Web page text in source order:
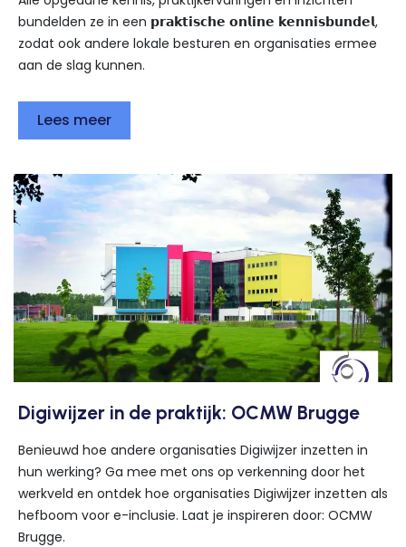
bundelden ze in een 𝗽𝗿𝗮𝗸𝘁𝗶𝘀𝗰𝗵𝗲 𝗼𝗻𝗹𝗶𝗻𝗲 𝗸𝗲𝗻𝗻𝗶𝘀𝗯𝘂𝗻𝗱𝗲𝗹,
zodat ook andere lokale besturen en organisaties ermee
aan de slag kunnen.
Lees meer
Digiwijzer in de praktijk: OCMW Brugge
Benieuwd hoe andere organisaties Digiwijzer inzetten in
hun werking? Ga mee met ons op verkenning door het
werkveld en ontdek hoe organisaties Digiwijzer inzetten als
hefboom voor e-inclusie. Laat je inspireren door: OCMW
Brugge.